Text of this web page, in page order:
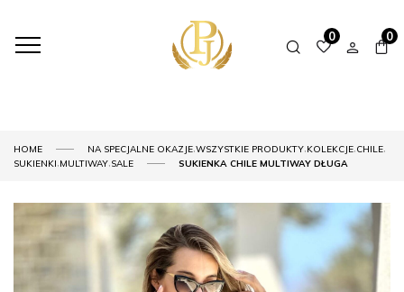
0 0
HOME NA SPECJALNE OKAZJE,WSZYSTKIE PRODUKTY,KOLEKCJE,CHILE,
SUKIENKI,MULTIWAY,SALE SUKIENKA CHILE MULTIWAY DŁUGA